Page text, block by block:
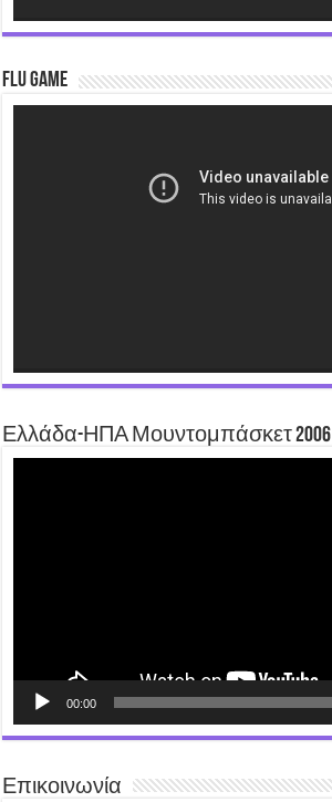
Flu Game
Ελλάδα-ΗΠΑ Μουντομπάσκετ 2006
00:00
Επικοινωνία